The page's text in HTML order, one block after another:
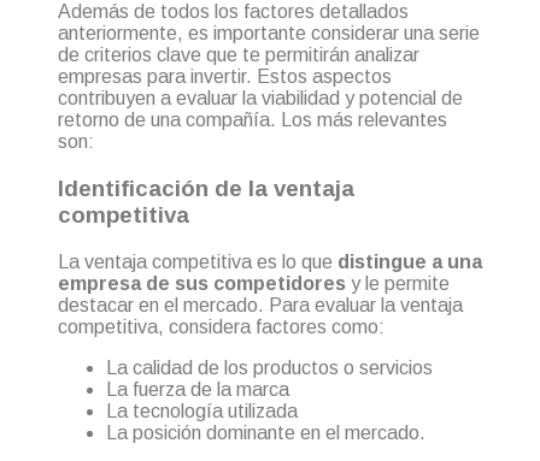
Además de todos los factores detallados
anteriormente, es importante considerar una serie
de criterios clave que te permitirán analizar
empresas para invertir. Estos aspectos
contribuyen a evaluar la viabilidad y potencial de
retorno de una compañía. Los más relevantes
son:
Identificación de la ventaja
competitiva
La ventaja competitiva es lo que distingue a una
empresa de sus competidores y le permite
destacar en el mercado. Para evaluar la ventaja
competitiva, considera factores como:
La calidad de los productos o servicios
La fuerza de la marca
La tecnología utilizada
La posición dominante en el mercado.